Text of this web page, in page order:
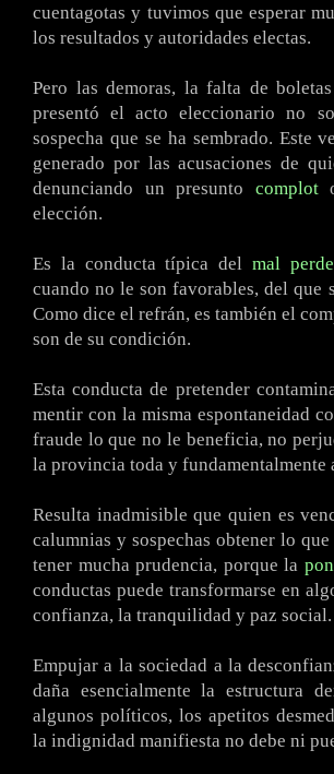
cuentagotas y tuvimos que esperar
los resultados y autoridades electas.
Pero las demoras, la falta de
presentó el acto eleccionario no
sospecha que se ha sembrado. Este
generado por las acusaciones de
denunciando un presunto comploto
elección.
Es la conducta típica delmal
cuando no le son favorables, del que
Como dice el refrán, es también el
son de su condición.
Esta conducta de pretender
mentir con la misma espontaneidad
fraude lo que no le beneficia, no
la provincia toda y fundamentalmente
Resulta inadmisible que quien es
calumnias y sospechas obtener lo
tener mucha prudencia, porque la
conductas puede transformarse en
confianza, la tranquilidad y paz social.
Empujar a la sociedad a la
daña esencialmente la estructura
algunos políticos, los apetitos
la indignidad manifiesta no debe ni